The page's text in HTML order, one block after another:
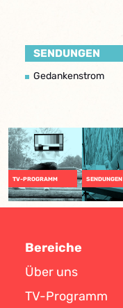
SENDUNGEN
Gedankenstrom
TV-PROGRAMM SENDUNGEN
Bereiche
Über uns
TV-Programm